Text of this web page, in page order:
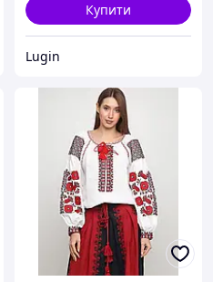
Купити
Lugin